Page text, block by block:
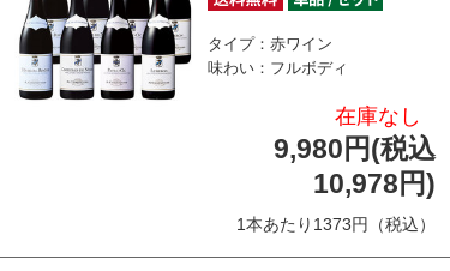
タイプ：赤ワイン
味わい：フルボディ
在庫なし
9,980円(税込
10,978円)
1本あたり1373円（税込）